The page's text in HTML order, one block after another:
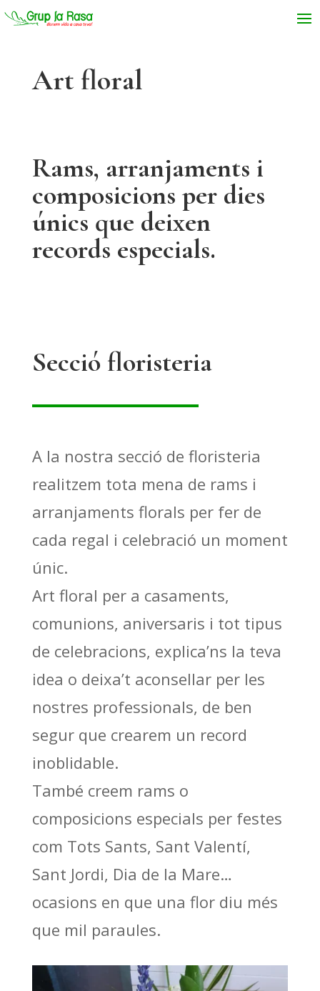
Art floral
Rams, arranjaments i
composicions per dies
únics que deixen
records especials.
Secció floristeria
A la nostra secció de floristeria
realitzem tota mena de rams i
arranjaments florals per fer de
cada regal i celebració un moment
únic.
Art floral per a casaments,
comunions, aniversaris i tot tipus
de celebracions, explica’ns la teva
idea o deixa’t aconsellar per les
nostres professionals, de ben
segur que crearem un record
inoblidable.
També creem rams o
composicions especials per festes
com Tots Sants, Sant Valentí,
Sant Jordi, Dia de la Mare…
ocasions en que una flor diu més
que mil paraules.